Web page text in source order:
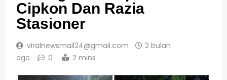
Cipkon Dan Razia
Stasioner
viralnewsmail24@gmail.com
2 bulan
ago
0 2 mins